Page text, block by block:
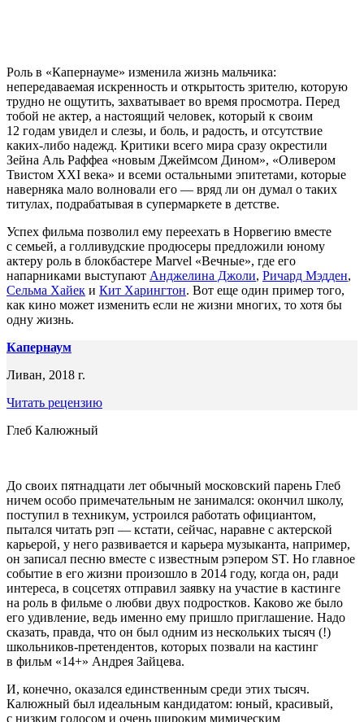
Роль в «Капернауме» изменила жизнь мальчика:
непередаваемая искренность и открытость зрителю, которую
трудно не ощутить, захватывает во время просмотра. Перед
тобой не актер, а настоящий человек, который к своим
12 годам увидел и слезы, и боль, и радость, и отсутствие
каких-либо надежд. Критики всего мира сразу окрестили
Зейна Аль Раффеа «новым Джеймсом Дином», «Оливером
Твистом XXI века» и всеми остальными эпитетами, которые
наверняка мало волновали его — вряд ли он думал о таких
титулах, подрабатывая в супермаркете в детстве.
Успех фильма позволил ему переехать в Норвегию вместе
с семьей, а голливудские продюсеры предложили юному
актеру роль в блокбастере Marvel «Вечные», где его
напарниками выступают Анджелина Джоли, Ричард Мэдден,
Сельма Хайек и Кит Харингтон. Вот еще один пример того,
как кино может изменить если не жизни многих, то хотя бы
одну жизнь.
Капернаум
Ливан, 2018 г.
Читать рецензию
Глеб Калюжный
До своих пятнадцати лет обычный московский парень Глеб
ничем особо примечательным не занимался: окончил школу,
поступил в техникум, устроился работать официантом,
пытался читать рэп — кстати, сейчас, наравне с актерской
карьерой, у него развивается и карьера музыканта, например,
он записал песню вместе с известным рэпером ST. Но главное
событие в его жизни произошло в 2014 году, когда он, ради
интереса, в соцсетях отправил заявку на участие в кастинге
на роль в фильме о любви двух подростков. Каково же было
его удивление, ведь именно ему пришло приглашение. Надо
сказать, правда, что он был одним из нескольких тысяч (!)
школьников-претендентов, которых позвали на кастинг
в фильм «14+» Андрея Зайцева.
И, конечно, оказался единственным среди этих тысяч.
Калюжный был идеальным кандидатом: юный, красивый,
с низким голосом и очень широким мимическим